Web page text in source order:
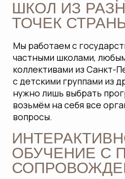
Наши гиды работают с детьми
этапе: от поездки до
внутри музеев. Мы помогаем
интерактивное обучение,
учебному плану.